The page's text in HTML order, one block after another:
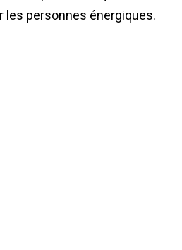
les personnes énergiques.